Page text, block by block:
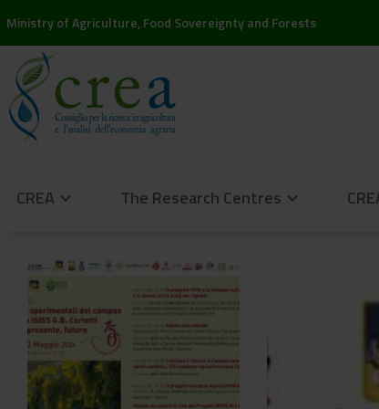
Ministry of Agriculture, Food Sovereignty and Forests
CREA keyboard_arrow_down The Research Centres keyboard_arrow_down